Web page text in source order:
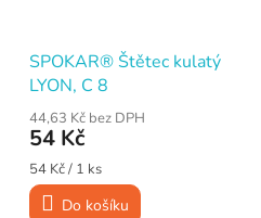
SPOKAR® Štětec kulatý
LYON, C 8
44,63 Kč bez DPH
54 Kč
Měrná
cena:
54 Kč / 1 ks
Do košíku